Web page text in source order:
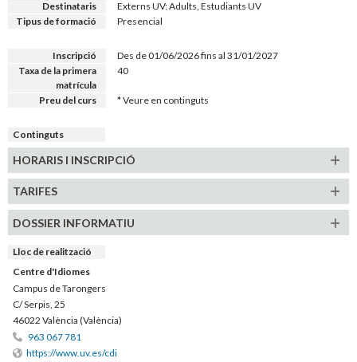
Destinataris
Externs UV: Adults, Estudiants UV
Tipus de formació
Presencial
Inscripció
Des de 01/06/2026 fins al 31/01/2027
Taxa de la primera
matrícula
40
Preu del curs * Veure en continguts
Continguts
HORARIS I INSCRIPCIÓ
TARIFES
DOSSIER INFORMATIU
Lloc de realització
Centre d'Idiomes
Campus de Tarongers
C/ Serpis, 25
46022 València (València)
963 067 781
https://www.uv.es/cdi